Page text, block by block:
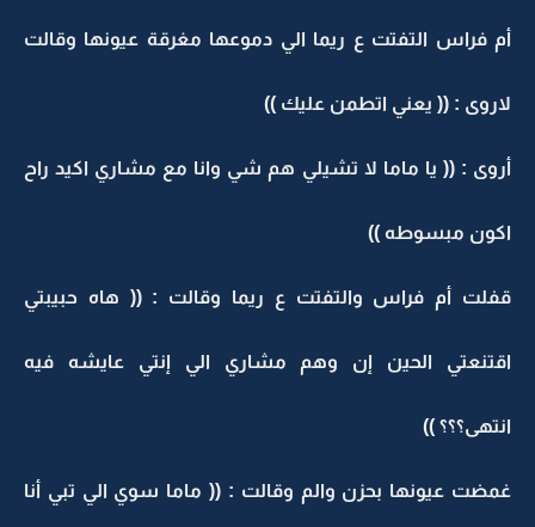
أم فراس التفتت ع ريما الي دموعها مغرقة عيونها وقالت
لاروى : (( يعني اتطمن عليك ))
أروى : (( يا ماما لا تشيلي هم شي وانا مع مشاري اكيد راح
اكون مبسوطه ))
قفلت أم فراس والتفتت ع ريما وقالت : (( هاه حبيبتي
اقتنعتي الحين إن وهم مشاري الي إنتي عايشه فيه
انتهى؟؟؟ ))
غمضت عيونها بحزن والم وقالت : (( ماما سوي الي تبي أنا